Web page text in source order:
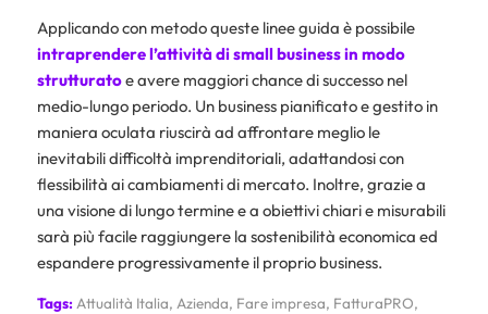
Applicando con metodo queste linee guida è possibile
intraprendere l’attività di small business in modo
strutturatoe avere maggiori chance di successo nel
medio-lungo periodo. Un business pianificato e gestito in
maniera oculata riuscirà ad affrontare meglio le
inevitabili difficoltà imprenditoriali, adattandosi con
flessibilità ai cambiamenti di mercato. Inoltre, grazie a
una visione di lungo termine e a obiettivi chiari e misurabili
sarà più facile raggiungere la sostenibilità economica ed
espandere progressivamente il proprio business.
Tags:Attualità Italia, Azienda, Fare impresa, FatturaPRO,